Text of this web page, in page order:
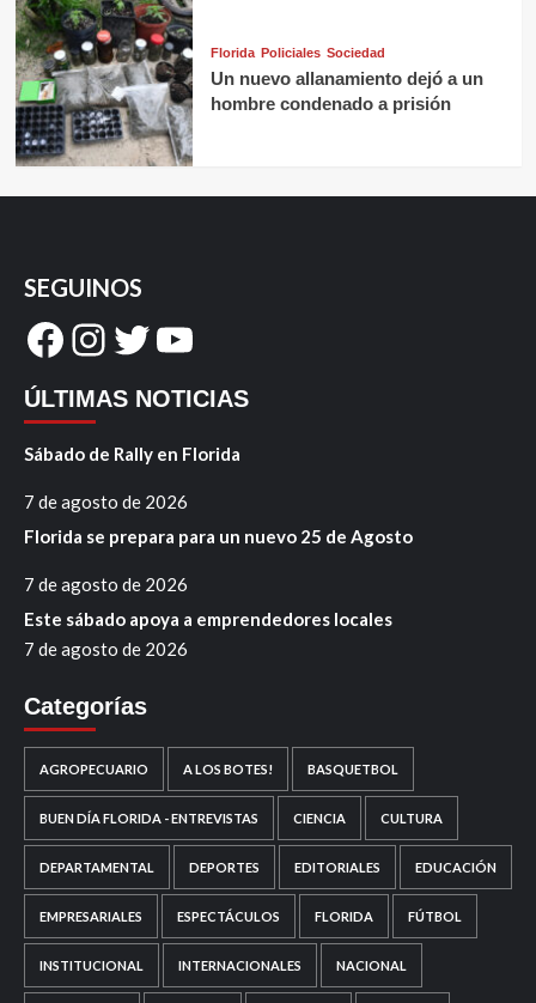
Florida Policiales Sociedad
Un nuevo allanamiento dejó a un
hombre condenado a prisión
SEGUINOS
Facebook
Instagram
Twitter
YouTube
ÚLTIMAS NOTICIAS
Sábado de Rally en Florida
7 de agosto de 2026
Florida se prepara para un nuevo 25 de Agosto
7 de agosto de 2026
Este sábado apoya a emprendedores locales
7 de agosto de 2026
Categorías
AGROPECUARIO A LOS BOTES! BASQUETBOL
BUEN DÍA FLORIDA - ENTREVISTAS CIENCIA CULTURA
DEPARTAMENTAL DEPORTES EDITORIALES EDUCACIÓN
EMPRESARIALES ESPECTÁCULOS FLORIDA FÚTBOL
INSTITUCIONAL INTERNACIONALES NACIONAL